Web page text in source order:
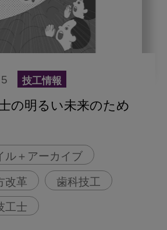
技工情報
の明るい未来のため
ル＋アーカイブ
改革 歯科技工
工士